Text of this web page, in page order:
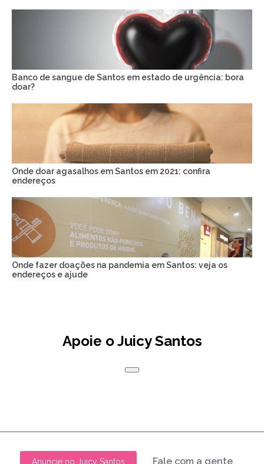
Banco de sangue de Santos em estado de urgência: bora
doar?
Onde doar agasalhos em Santos em 2021: confira
endereços
Onde fazer doações na pandemia em Santos: veja os
endereços e ajude
Apoie o Juicy Santos
Anuncie no Juicy Santos Fale com a gente